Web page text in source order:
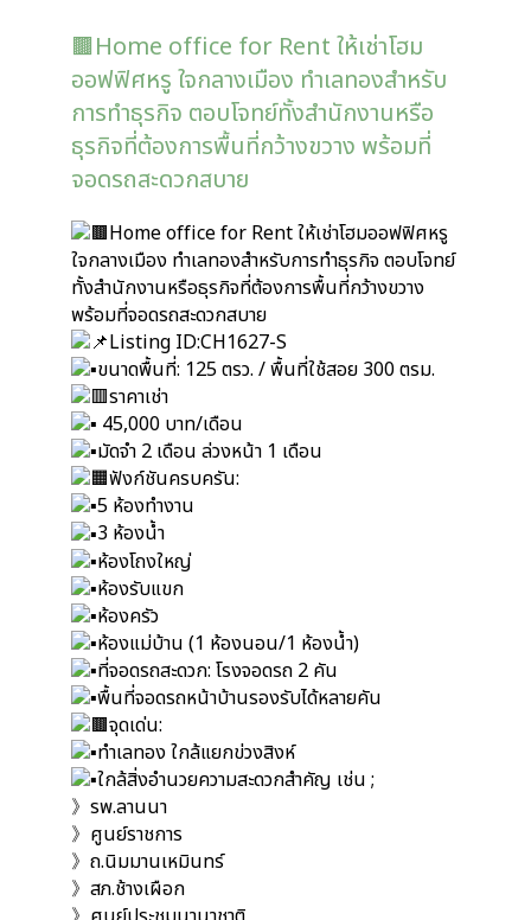
🟫Home office for Rent ให้เช่าโฮม
ออฟฟิศหรู ใจกลางเมือง ทำเลทองสำหรับ
การทำธุรกิจ ตอบโจทย์ทั้งสำนักงานหรือ
ธุรกิจที่ต้องการพื้นที่กว้างขวาง พร้อมที่
จอดรถสะดวกสบาย
Home office for Rent ให้เช่าโฮมออฟฟิศหรู
ใจกลางเมือง ทำเลทองสำหรับการทำธุรกิจ ตอบโจทย์
ทั้งสำนักงานหรือธุรกิจที่ต้องการพื้นที่กว้างขวาง
พร้อมที่จอดรถสะดวกสบาย
Listing ID:CH1627-S
ขนาดพื้นที่: 125 ตรว. / พื้นที่ใช้สอย 300 ตรม.
ราคาเช่า
45,000 บาท/เดือน
มัดจำ 2 เดือน ล่วงหน้า 1 เดือน
ฟังก์ชันครบครัน:
5 ห้องทำงาน
3 ห้องน้ำ
ห้องโถงใหญ่
ห้องรับแขก
ห้องครัว
ห้องแม่บ้าน (1 ห้องนอน/1 ห้องน้ำ)
ที่จอดรถสะดวก: โรงจอดรถ 2 คัน
พื้นที่จอดรถหน้าบ้านรองรับได้หลายคัน
จุดเด่น:
ทำเลทอง ใกล้แยกข่วงสิงห์
ใกล้สิ่งอำนวยความสะดวกสำคัญ เช่น ;
》รพ.ลานนา
》ศูนย์ราชการ
》ถ.นิมมานเหมินทร์
》สภ.ช้างเผือก